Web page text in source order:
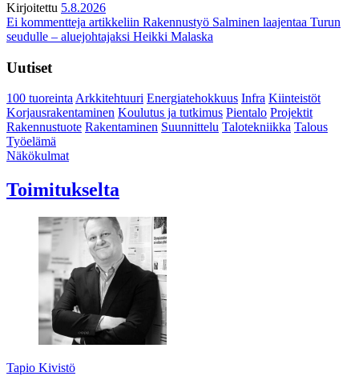
Kirjoitettu 5.8.2026
Ei kommentteja artikkeliin Rakennustyö Salminen laajentaa Turun
seudulle – aluejohtajaksi Heikki Malaska
Uutiset
100 tuoreintaArkkitehtuuri Energiatehokkuus Infra Kiinteistöt
Korjausrakentaminen Koulutus ja tutkimus Pientalo Projektit
Rakennustuote Rakentaminen Suunnittelu Talotekniikka Talous
Työelämä
Näkökulmat
Toimitukselta
Tapio Kivistö